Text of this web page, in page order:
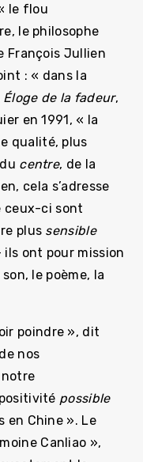
le flou
le philosophe
François Jullien
: « dans la
Éloge de la fadeur,
en 1991, « la
qualité, plus
centre, de la
cela s’adresse
ceux-ci sont
plus sensible
ont pour mission
le poème, la
poindre », dit
nos
possible
en Chine ». Le
Canliao »,